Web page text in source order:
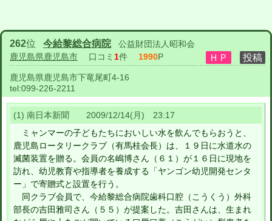
262位 今給黎総合病院
公益財団法人昭和会
鹿児島県鹿児島市 口コミ 1件 1990P
鹿児島県鹿児島市下竜尾町4-16
tel:099-226-2211
(1) 南日本新聞 2009/12/14(月) 23:17
ミャンマーの子どもたちにおいしい水を飲んでもらおうと、
鹿児島ロータリークラブ（有馬桂会長）は、１９日に水道水の
滅菌装置を贈る。会員の名嶋博さん（６１）が１６日に現地を
訪れ、幼児教育や指導者を養成する「ヤンゴン幼児開発センタ
ー」で寄贈式と設置を行う。
同クラブ会員で、今給黎総合病院歯科口腔（こうくう）外科
部長の吉田雅司さん（５５）が提案した。吉田さんは、生まれ